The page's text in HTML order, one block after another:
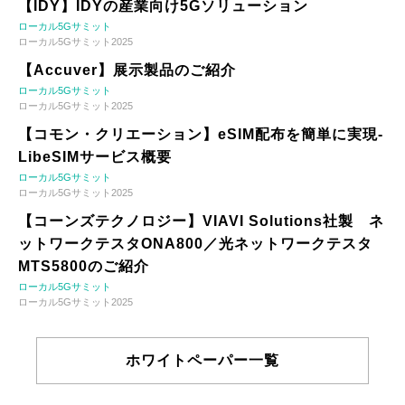
【IDY】IDYの産業向け5Gソリューション
ローカル5Gサミット
ローカル5Gサミット2025
【Accuver】展示製品のご紹介
ローカル5Gサミット
ローカル5Gサミット2025
【コモン・クリエーション】eSIM配布を簡単に実現-
LibeSIMサービス概要
ローカル5Gサミット
ローカル5Gサミット2025
【コーンズテクノロジー】VIAVI Solutions社製 ネ
ットワークテスタONA800／光ネットワークテスタ
MTS5800のご紹介
ローカル5Gサミット
ローカル5Gサミット2025
ホワイトペーパー一覧